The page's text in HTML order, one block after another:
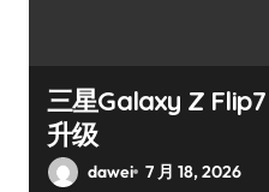
三星Galaxy Z
升级
dawei 7 月 18, 2026